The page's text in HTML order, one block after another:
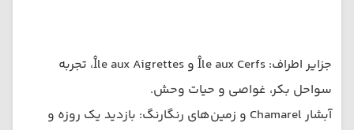
جزایر اطراف: Île aux Cerfs و Île aux Aigrettes، تجربه
سواحل بکر، غواصی و حیات وحش.
آبشار Chamarel و زمین‌های رنگارنگ: بازدید یک روزه و